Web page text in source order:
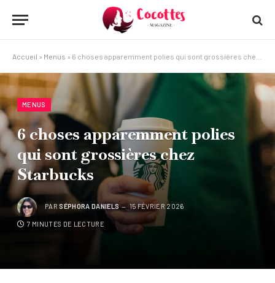
Accueil » Menus » 6 choses apparemment polies qui sont grossières chez Starbucks
MENUS
6 choses apparemment polies
qui sont grossières chez
Starbucks
PAR SÉPHORA DANIELS 15 FÉVRIER 2026
7 MINUTES DE LECTURE